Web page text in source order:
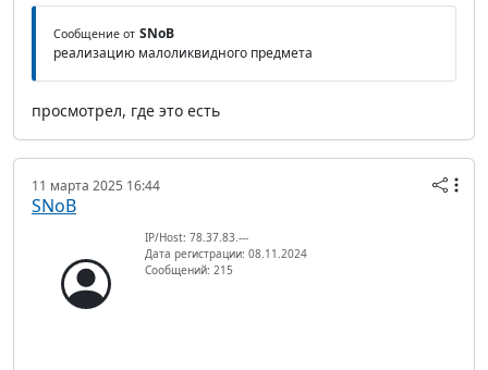
Сообщение от SNoB
реализацию малоликвидного предмета
просмотрел, где это есть
11 марта 2025 16:44
SNoB
IP/Host: 78.37.83.---
Дата регистрации: 08.11.2024
Сообщений: 215